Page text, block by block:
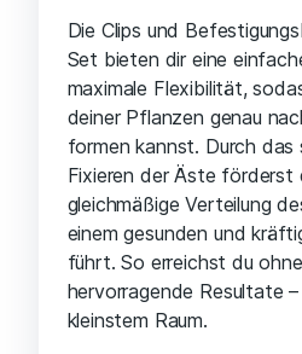
Die Clips und
Set bieten dir eine
maximale Flexibilität,
deiner Pflanzen genau
formen kannst. Durch das
Fixieren der Äste förderst
gleichmäßige Verteilung
einem gesunden und
führt. So erreichst du
hervorragende Resultate
kleinstem Raum.